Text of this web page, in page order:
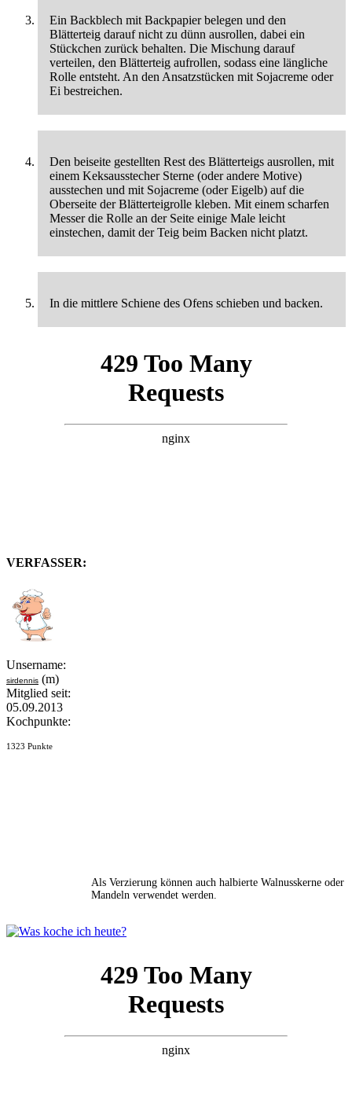
Ein Backblech mit Backpapier belegen und den
Blätterteig darauf nicht zu dünn ausrollen, dabei ein
Stückchen zurück behalten. Die Mischung darauf
verteilen, den Blätterteig aufrollen, sodass eine längliche
Rolle entsteht. An den Ansatzstücken mit Sojacreme oder
Ei bestreichen.
Den beiseite gestellten Rest des Blätterteigs ausrollen, mit
einem Keksausstecher Sterne (oder andere Motive)
ausstechen und mit Sojacreme (oder Eigelb) auf die
Oberseite der Blätterteigrolle kleben. Mit einem scharfen
Messer die Rolle an der Seite einige Male leicht
einstechen, damit der Teig beim Backen nicht platzt.
In die mittlere Schiene des Ofens schieben und backen.
VERFASSER:
Unsername:
sirdennis (m)
Mitglied seit:
05.09.2013
Kochpunkte:
1323 Punkte
Als Verzierung können auch halbierte Walnusskerne oder
Mandeln verwendet werden.